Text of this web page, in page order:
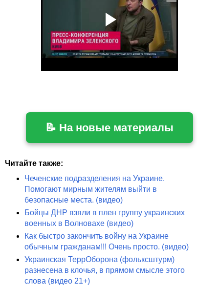
📝 На новые материалы
Читайте также:
Чеченские подразделения на Украине.
Помогают мирным жителям выйти в
безопасные места. (видео)
Бойцы ДНР взяли в плен группу украинских
военных в Волновахе (видео)
Как быстро закончить войну на Украине
обычным гражданам!!! Очень просто. (видео)
Украинская ТеррОборона (фольксштурм)
разнесена в клочья, в прямом смысле этого
слова (видео 21+)